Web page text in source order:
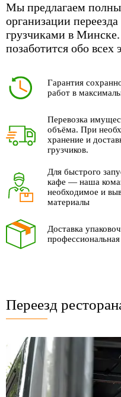
Мы предлагаем
организации
грузчиками в
позаботится обо всех
Гарантия
работ в
Перевозка
объёма. При
хранение и
грузчиков.
Для быстрого
кафе — наша
необходимое и
материалы
Доставка
Переезд